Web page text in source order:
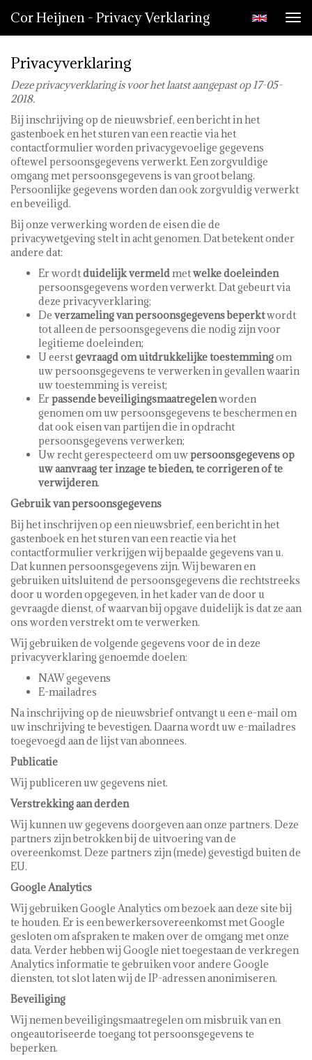
Cor Heijnen - Privacy Verklaring
Privacyverklaring
Deze privacyverklaring is voor het laatst aangepast op 17-05-
2018.
Bij inschrijving op de nieuwsbrief, een bericht in het
gastenboek en het sturen van een reactie via het
contactformulier worden privacygevoelige gegevens
oftewel persoonsgegevens verwerkt. Een zorgvuldige
omgang met persoonsgegevens is van groot belang.
Persoonlijke gegevens worden dan ook zorgvuldig verwerkt
en beveiligd.
Bij onze verwerking worden de eisen die de
privacywetgeving stelt in acht genomen. Dat betekent onder
andere dat:
Er wordtduidelijk vermeldmetwelke doeleinden
persoonsgegevens worden verwerkt. Dat gebeurt via
deze privacyverklaring;
De verzameling van persoonsgegevens beperktwordt
tot alleen de persoonsgegevens die nodig zijn voor
legitieme doeleinden;
U eerstgevraagd om uitdrukkelijke toestemmingom
uw persoonsgegevens te verwerken in gevallen waarin
uw toestemming is vereist;
Er passende beveiligingsmaatregelenworden
genomen om uw persoonsgegevens te beschermen en
dat ook eisen van partijen die in opdracht
persoonsgegevens verwerken;
Uw recht gerespecteerd om uwpersoonsgegevens op
uw aanvraag ter inzage te bieden, te corrigeren of te
verwijderen.
Gebruik van persoonsgegevens
Bij het inschrijven op een nieuwsbrief, een bericht in het
gastenboek en het sturen van een reactie via het
contactformulier verkrijgen wij bepaalde gegevens van u.
Dat kunnen persoonsgegevens zijn. Wij bewaren en
gebruiken uitsluitend de persoonsgegevens die rechtstreeks
door u worden opgegeven, in het kader van de door u
gevraagde dienst, of waarvan bij opgave duidelijk is dat ze aan
ons worden verstrekt om te verwerken.
Wij gebruiken de volgende gegevens voor de in deze
privacyverklaring genoemde doelen:
NAW gegevens
E-mailadres
Na inschrijving op de nieuwsbrief ontvangt u een e-mail om
uw inschrijving te bevestigen. Daarna wordt uw e-mailadres
toegevoegd aan de lijst van abonnees.
Publicatie
Wij publiceren uw gegevens niet.
Verstrekking aan derden
Wij kunnen uw gegevens doorgeven aan onze partners. Deze
partners zijn betrokken bij de uitvoering van de
overeenkomst. Deze partners zijn (mede) gevestigd buiten de
EU.
Google Analytics
Wij gebruiken Google Analytics om bezoek aan deze site bij
te houden. Er is een bewerkersovereenkomst met Google
gesloten om afspraken te maken over de omgang met onze
data. Verder hebben wij Google niet toegestaan de verkregen
Analytics informatie te gebruiken voor andere Google
diensten, tot slot laten wij de IP-adressen anonimiseren.
Beveiliging
Wij nemen beveiligingsmaatregelen om misbruik van en
ongeautoriseerde toegang tot persoonsgegevens te
beperken.